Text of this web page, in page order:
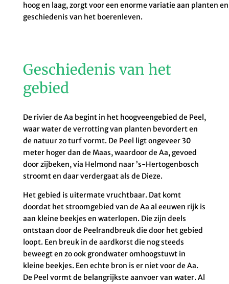
hoog en laag, zorgt voor een enorme variatie aan planten
geschiedenis van het boerenleven.
Geschiedenis van het
gebied
De rivier de Aa begint in het hoogveengebied de Peel,
waar water de verrotting van planten bevordert en
de natuur zo turf vormt. De Peel ligt ongeveer 30
meter hoger dan de Maas, waardoor de Aa, gevoed
door zijbeken, via Helmond naar ’s-Hertogenbosch
stroomt en daar verdergaat als de Dieze.
Het gebied is uitermate vruchtbaar. Dat komt
doordat het stroomgebied van de Aa al eeuwen rijk is
aan kleine beekjes en waterlopen. Die zijn deels
ontstaan door de Peelrandbreuk die door het gebied
loopt. Een breuk in de aardkorst die nog steeds
beweegt en zo ook grondwater omhoogstuwt in
kleine beekjes. Een echte bron is er niet voor de Aa.
De Peel vormt de belangrijkste aanvoer van water. Al